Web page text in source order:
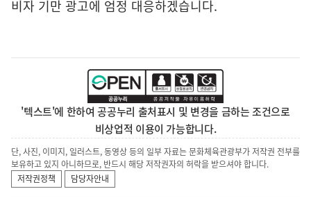
비자 기만 광고에 엄정 대응하겠습니다.
'텍스트'에 한하여 공공누리 출처표시 및 변경을 금하는 조건으로
비상업적 이용이 가능합니다.
단, 사진, 이미지, 일러스트, 동영상 등의 일부 자료는 문화체육관광부가 저작권 전부를
보유하고 있지 아니하므로, 반드시 해당 저작권자의 허락을 받으셔야 합니다.
저작권정책
담당자안내